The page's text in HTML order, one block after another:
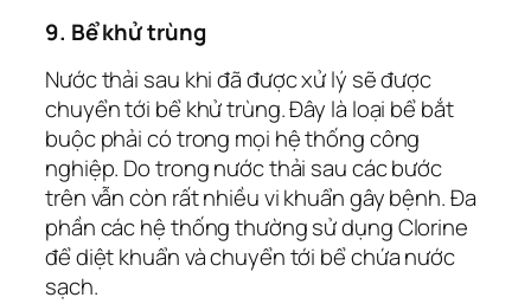
9. Bể khử trùng
Nước thải sau khi đã được xử lý sẽ được
chuyển tới bể khử trùng. Đây là loại bể bắt
buộc phải có trong mọi hệ thống công
nghiệp. Do trong nước thải sau các bước
trên vẫn còn rất nhiều vi khuẩn gây bệnh. Đa
phần các hệ thống thường sử dụng Clorine
để diệt khuẩn và chuyển tới bể chứa nước
sạch.